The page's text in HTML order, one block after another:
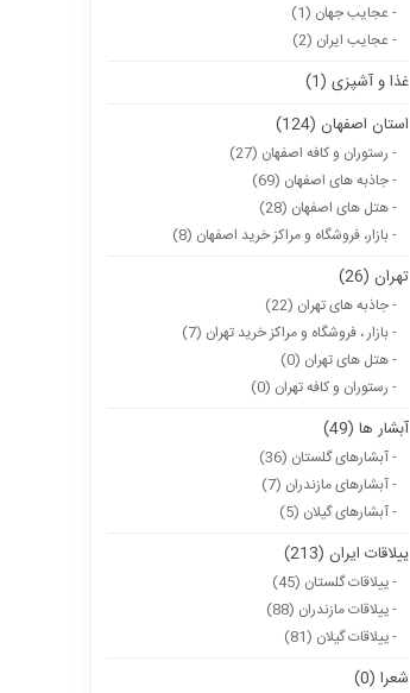
- عجایب جهان (1)
- عجایب ایران (2)
غذا و آشپزی (1)
استان اصفهان (124)
- رستوران و کافه اصفهان (27)
- جاذبه های اصفهان (69)
- هتل های اصفهان (28)
- بازار، فروشگاه و مراکز خرید اصفهان (8)
تهران (26)
- جاذبه های تهران (22)
- بازار ، فروشگاه و مراکز خرید تهران (7)
- هتل های تهران (0)
- رستوران و کافه تهران (0)
آبشار ها (49)
- آبشارهای گلستان (36)
- آبشارهای مازندران (7)
- آبشارهای گیلان (5)
ییلاقات ایران (213)
- ییلاقات گلستان (45)
- ییلاقات مازندران (88)
- ییلاقات گیلان (81)
شعرا (0)